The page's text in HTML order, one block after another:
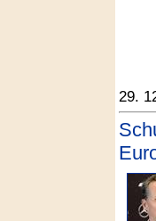
29.